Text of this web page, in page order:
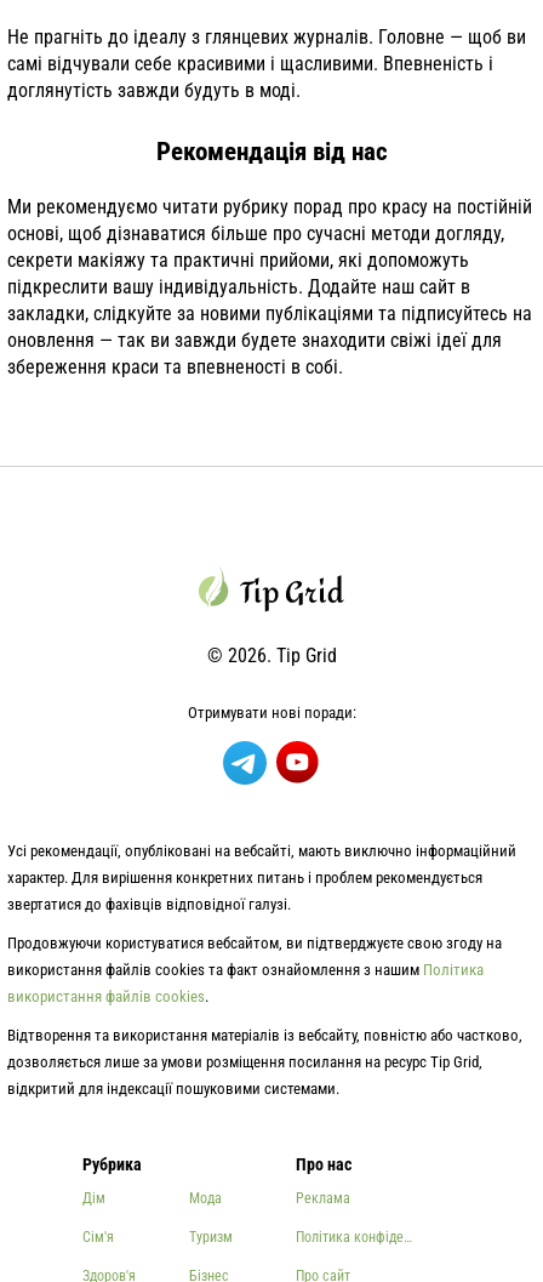
Не прагніть до ідеалу з глянцевих журналів. Головне — щоб ви
самі відчували себе красивими і щасливими. Впевненість і
доглянутість завжди будуть в моді.
Рекомендація від нас
Ми рекомендуємо читати рубрику порад про красу на постійній
основі, щоб дізнаватися більше про сучасні методи догляду,
секрети макіяжу та практичні прийоми, які допоможуть
підкреслити вашу індивідуальність. Додайте наш сайт в
закладки, слідкуйте за новими публікаціями та підписуйтесь на
оновлення — так ви завжди будете знаходити свіжі ідеї для
збереження краси та впевненості в собі.
© 2026. Tip Grid
Отримувати нові поради:
Рубрика
Дім
Сім'я
Здоров'я
Мода
Туризм
Бізнес
Про нас
Реклама
Політика конфіденційності
Про сайт
Усі рекомендації, опубліковані на вебсайті, мають виключно інформаційний
характер. Для вирішення конкретних питань і проблем рекомендується
звертатися до фахівців відповідної галузі.
Продовжуючи користуватися вебсайтом, ви підтверджуєте свою згоду на
використання файлів cookies та факт ознайомлення з нашим Політика
використання файлів cookies.
Відтворення та використання матеріалів із вебсайту, повністю або частково,
дозволяється лише за умови розміщення посилання на ресурс Tip Grid,
відкритий для індексації пошуковими системами.